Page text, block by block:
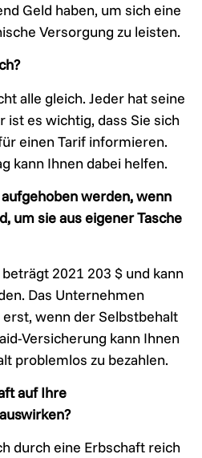
Geld haben, um sich eine
Versorgung zu leisten.
alle gleich. Jeder hat seine
ist es wichtig, dass Sie sich
einen Tarif informieren.
kann Ihnen dabei helfen.
werden, wenn
um sie aus eigener Tasche
2021 203 $ und kann
Das Unternehmen
wenn der Selbstbehalt
Versicherung kann Ihnen
problemlos zu bezahlen.
auf Ihre
durch eine Erbschaft reich